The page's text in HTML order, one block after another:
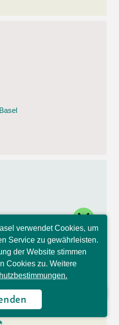
verwendet Cookies, um
Service zu gewährleisten.
der Website stimmen
Cookies zu. Weitere
ich bin Sophia und
gerne Ihre
Fragen.
close